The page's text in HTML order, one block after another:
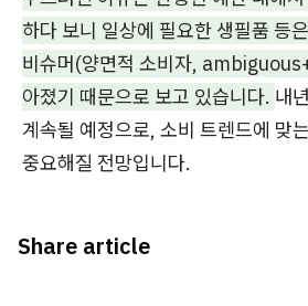
하다 보니 일상에 필요한 생필품 등
비슈머(양면적 소비자,
아졌기 때문으로 보고 있습니다. 내
계속될 예정으로, 소비 트렌드에 맞
중요해질 전망입니다.
Share article